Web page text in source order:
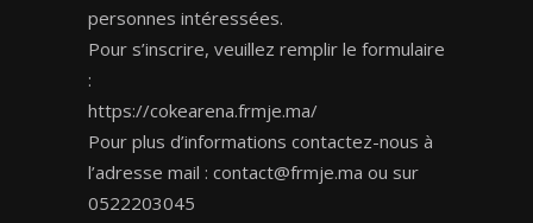
personnes intéressées.
Pour s’inscrire, veuillez remplir le formulaire
:
https://cokearena.frmje.ma/
Pour plus d’informations contactez-nous à
l’adresse mail : contact@frmje.ma ou sur
0522203045